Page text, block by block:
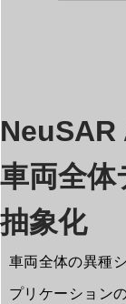
車両全体
抽象化
車両全体の異種
プリケーション